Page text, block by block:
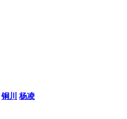
铜川 杨凌